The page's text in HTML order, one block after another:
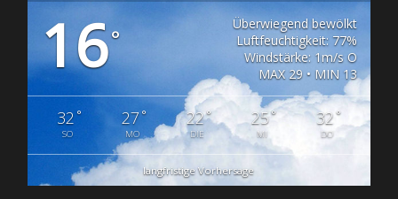
16°
Überwiegend bewölkt
Luftfeuchtigkeit: 77%
Windstärke: 1m/s O
MAX 29 • MIN 13
32 °
SO
27°
MO
22°
DIE
25°
MI
32 °
DO
langfristige Vorhersage